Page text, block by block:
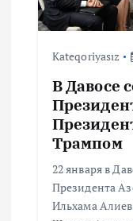
Kateqoriyasız
В Давосе
Трампом
22 января в
Президента
Ильхама